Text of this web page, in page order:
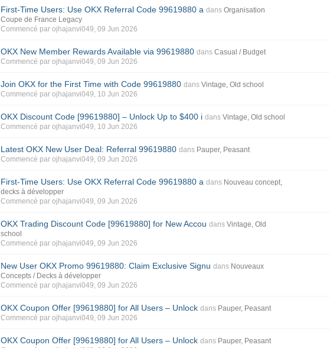
First-Time Users: Use OKX Referral Code 99619880 a dans Organisation
Coupe de France Legacy
Commencé parojhajanvi049, 09 Jun 2026
OKX New Member Rewards Available via 99619880 dans Casual / Budget
Commencé parojhajanvi049, 09 Jun 2026
Join OKX for the First Time with Code 99619880 dans Vintage, Old school
Commencé parojhajanvi049, 10 Jun 2026
OKX Discount Code [99619880] – Unlock Up to $400 i dans Vintage, Old school
Commencé parojhajanvi049, 10 Jun 2026
Latest OKX New User Deal: Referral 99619880 dans Pauper, Peasant
Commencé parojhajanvi049, 09 Jun 2026
First-Time Users: Use OKX Referral Code 99619880 a dans Nouveau concept,
decks à développer
Commencé parojhajanvi049, 09 Jun 2026
OKX Trading Discount Code [99619880] for New Accou dans Vintage, Old
school
Commencé parojhajanvi049, 09 Jun 2026
New User OKX Promo 99619880: Claim Exclusive Signu dans Nouveaux
Concepts / Decks à développer
Commencé parojhajanvi049, 09 Jun 2026
OKX Coupon Offer [99619880] for All Users – Unlock dans Pauper, Peasant
Commencé parojhajanvi049, 09 Jun 2026
OKX Coupon Offer [99619880] for All Users – Unlock dans Pauper, Peasant